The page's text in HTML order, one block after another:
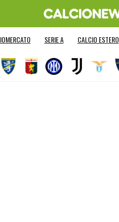
SERIE A CALCIO ESTERO